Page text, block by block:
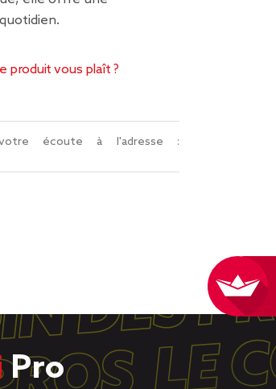
produit vous plaît ?
écoute à l'adresse :
Pro